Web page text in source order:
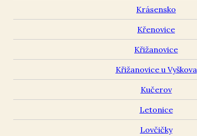
Krásensko
Křenovice
Křižanovice
Křižanovice u Vyškova
Kučerov
Letonice
Lovčičky